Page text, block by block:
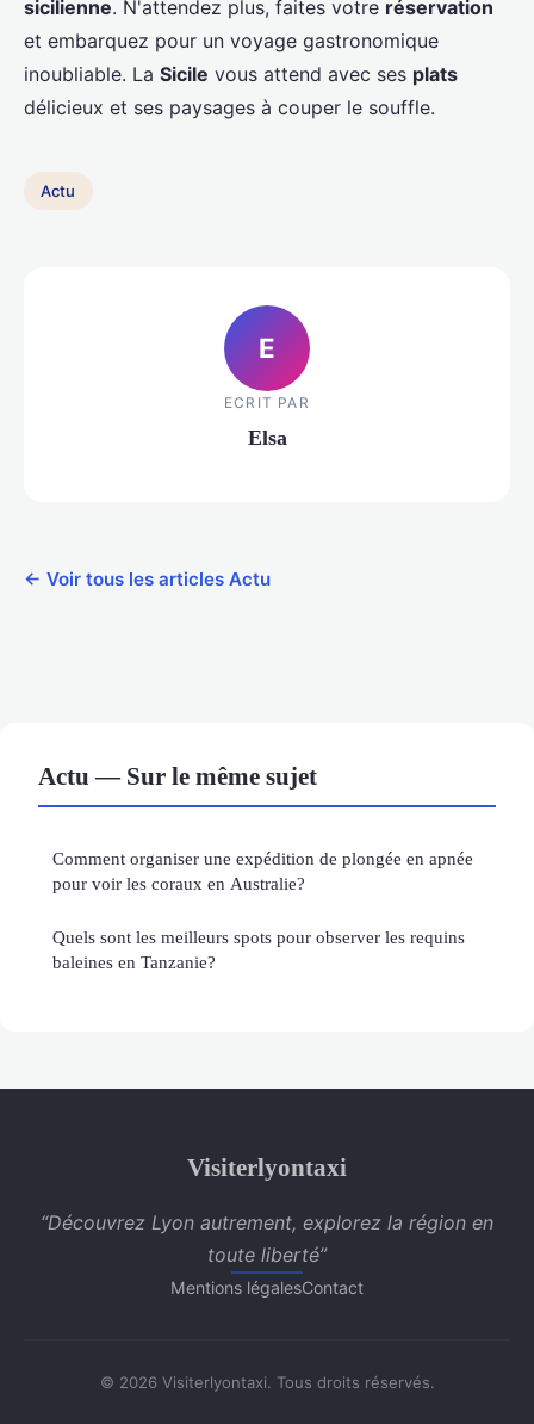
sicilienne. N'attendez plus, faites votre réservation
et embarquez pour un voyage gastronomique
inoubliable. La Sicile vous attend avec ses plats
délicieux et ses paysages à couper le souffle.
Actu
E
ECRIT PAR
Elsa
← Voir tous les articles Actu
Actu — Sur le même sujet
Comment organiser une expédition de plongée en apnée
pour voir les coraux en Australie?
Quels sont les meilleurs spots pour observer les requins
baleines en Tanzanie?
Visiterlyontaxi
“Découvrez Lyon autrement, explorez la région en
toute liberté”
Mentions légalesContact
© 2026 Visiterlyontaxi. Tous droits réservés.